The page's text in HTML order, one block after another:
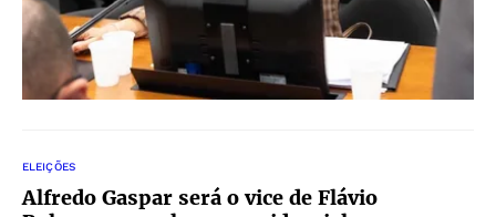
ELEIÇÕES
Alfredo Gaspar será o vice de Flávio